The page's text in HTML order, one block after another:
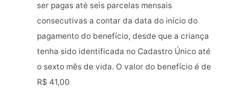
ser pagas até seis parcelas mensais
consecutivas a contar da data do início do
pagamento do benefício, desde que a criança
tenha sido identificada no Cadastro Único até
o sexto mês de vida. O valor do benefício é de
R$ 41,00